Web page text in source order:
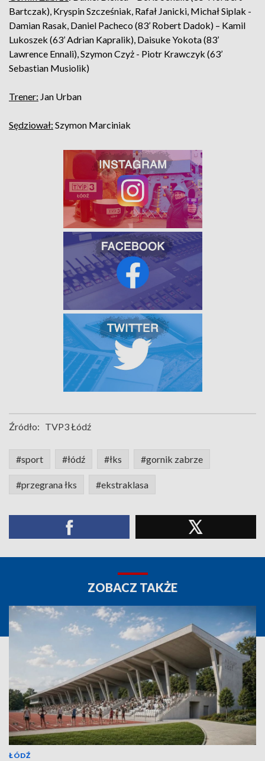
Bartczak), Kryspin Szcześniak, Rafał Janicki, Michał Siplak -
Damian Rasak, Daniel Pacheco (83’ Robert Dadok) – Kamil
Lukoszek (63’ Adrian Kapralik), Daisuke Yokota (83’
Lawrence Ennali), Szymon Czyż - Piotr Krawczyk (63’
Sebastian Musiolik)
Trener: Jan Urban
Sędziował: Szymon Marciniak
Źródło: TVP3 Łódź
#sport #łódź #łks #gornik zabrze
#przegrana łks #ekstraklasa
ZOBACZ TAKŻE
ŁÓDŹ